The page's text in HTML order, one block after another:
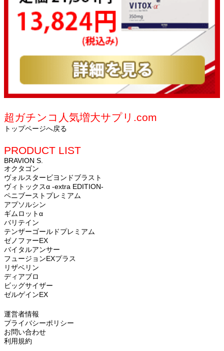
超ガチンコ人気増大サプリ.com
トップページへ戻る
PRODUCT LIST
BRAVION S.
オクタゴン
ヴォルスタービヨンドブラスト
ヴィトックスα -extra EDITION-
ペニブーストプレミアム
アプソルシン
ギムロットα
バリテイン
テンザーゴールドプレミアム
ゼノファーEX
バイタルアンサー
フュージョンEXプラス
リザベリン
ディアブロ
ビッグサイザー
ゼルゲインEX
運営者情報
プライバシーポリシー
お問い合わせ
利用規約